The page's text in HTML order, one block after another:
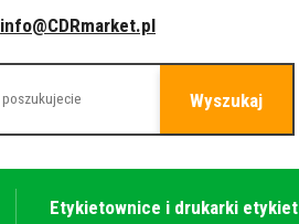
info@CDRmarket.pl
Wyszukaj
Etykietownice i drukarki etykiet